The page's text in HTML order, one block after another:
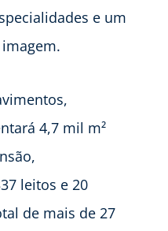
e um
4,7 mil m²
leitos e 20
de mais de 27